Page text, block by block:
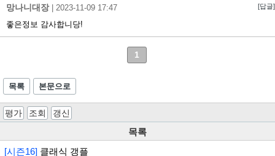
망나니대장| 2023-11-09 17:47 [답글]
좋은정보 감사합니당!
1
목록 본문으로
평가 조회 갱신
목록
[시즌16] 클래식 갱플